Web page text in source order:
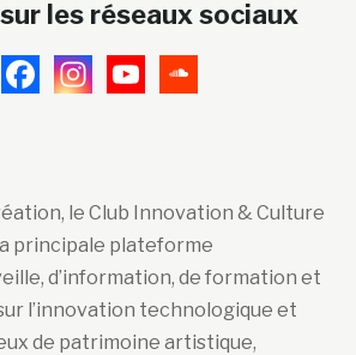
les réseaux sociaux
le Club Innovation & Culture
principale plateforme
d’information, de formation et
l’innovation technologique et
de patrimoine artistique,